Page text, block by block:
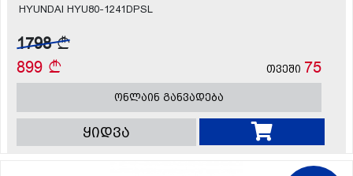
HYUNDAI HYU80-1241DPSL
1798
899
თვეში 75
ონლაინ განვადება
ყიდვა